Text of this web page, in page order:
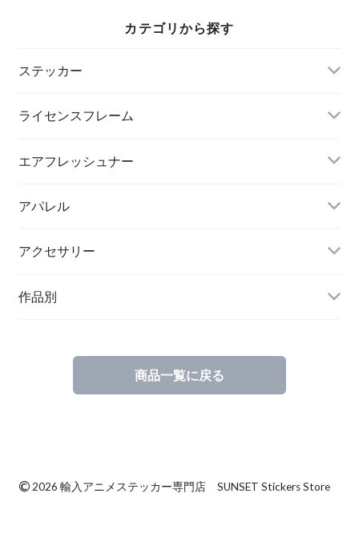
カテゴリから探す
ステッカー
ライセンスフレーム
エアフレッシュナー
アパレル
アクセサリー
作品別
商品一覧に戻る
© 2026 輸入アニメステッカー専門店 SUNSET Stickers Store